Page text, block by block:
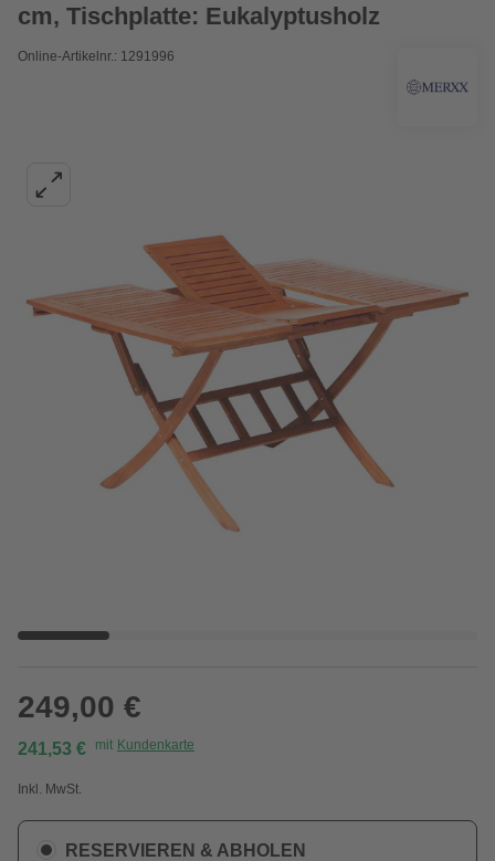
cm, Tischplatte: Eukalyptusholz
Online-Artikelnr.: 1291996
249,00 €
241,53 € mit Kundenkarte
Inkl. MwSt.
RESERVIEREN & ABHOLEN